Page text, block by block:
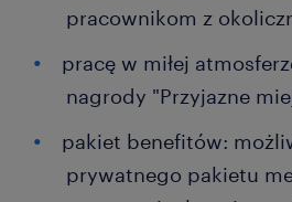
pracownikom z
pracę w miłej
nagrody "Przyjazne
pakiet benefitów:
prywatnego pakietu